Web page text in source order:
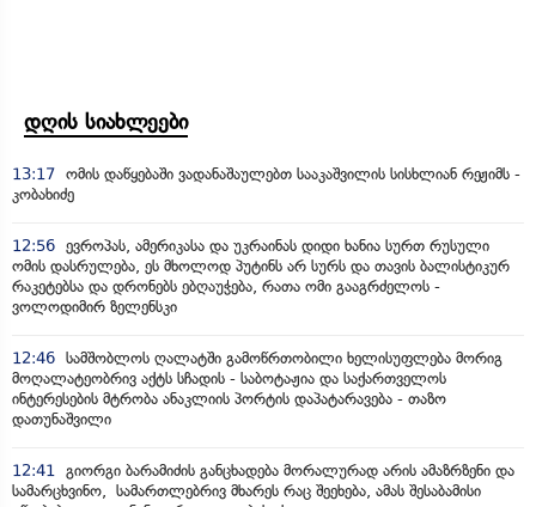
დღის სიახლეები
13:17 ომის დაწყებაში ვადანაშაულებთ სააკაშვილის სისხლიან რეჟიმს -
კობახიძე
12:56 ევროპას, ამერიკასა და უკრაინას დიდი ხანია სურთ რუსული
ომის დასრულება, ეს მხოლოდ პუტინს არ სურს და თავის ბალისტიკურ
რაკეტებსა და დრონებს ებღაუჭება, რათა ომი გააგრძელოს -
ვოლოდიმირ ზელენსკი
12:46 სამშობლოს ღალატში გამოწრთობილი ხელისუფლება მორიგ
მოღალატეობრივ აქტს სჩადის - საბოტაჟია და საქართველოს
ინტერესების მტრობა ანაკლიის პორტის დაპატარავება - თაზო
დათუნაშვილი
12:41
გიორგი ბარამიძის განცხადება მორალურად არის ამაზრზენი და
სამარცხვინო, სამართლებრივ მხარეს რაც შეეხება, ამას შესაბამისი